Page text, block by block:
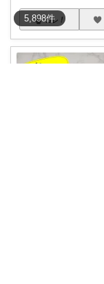
5,898件
コレ